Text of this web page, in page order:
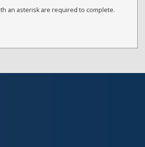
an asterisk are required to complete.